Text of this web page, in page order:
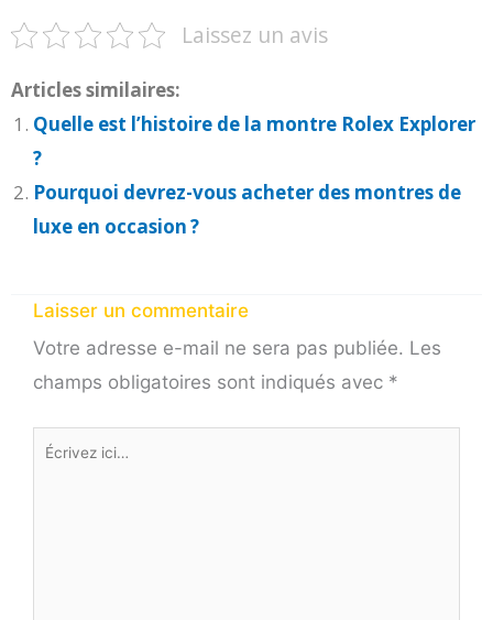
Laissez un avis
Articles similaires:
Quelle est l’histoire de la montre Rolex Explorer
?
Pourquoi devrez-vous acheter des montres de
luxe en occasion ?
Laisser un commentaire
Votre adresse e-mail ne sera pas publiée. Les
champs obligatoires sont indiqués avec *
Écrivez